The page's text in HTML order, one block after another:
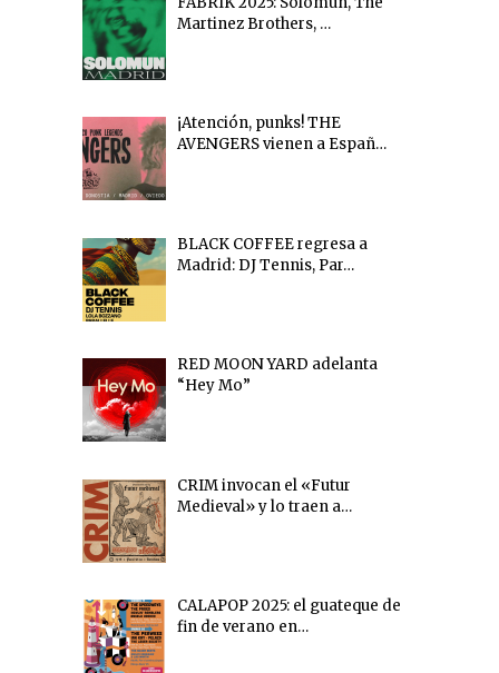
Martinez Brothers, …
¡Atención, punks! THE
AVENGERS vienen a Españ…
BLACK COFFEE regresa a
Madrid: DJ Tennis, Par…
RED MOON YARD adelanta
“Hey Mo”
CRIM invocan el «Futur
Medieval» y lo traen a…
CALAPOP 2025: el guateque de
fin de verano en…